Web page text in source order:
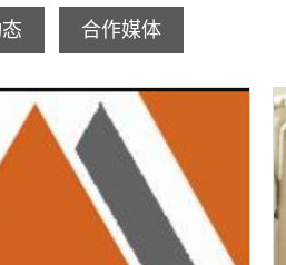
合作媒体